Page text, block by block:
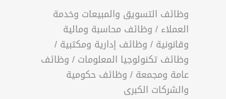
وظائف التسويق والمبيعات وخدمة
العملاء / وظائف محاسبة ومالية
وقانونية / وظائف إدارية ومكتبية /
وظائف تكنولوجيا المعلومات / وظائف
عامة ومجمعة / وظائف حكومية
والشركات الكبرى